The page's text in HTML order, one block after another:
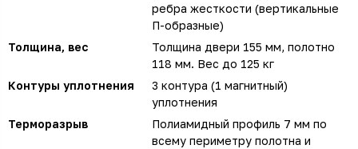
ребра жесткости (вертикальные
П-образные)
Толщина, вес
Толщина двери 155 мм, полотно
118 мм. Вес до 125 кг
Контуры уплотнения
3 контура (1 магнитный)
уплотнения
Терморазрыв
Полиамидный профиль 7 мм по
всему периметру полотна и